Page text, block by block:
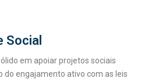
Social
em apoiar projetos sociais
engajamento ativo com as leis